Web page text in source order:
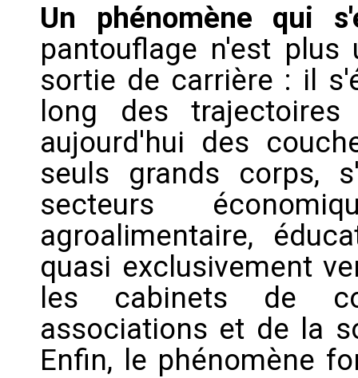
Un phénomène qui
pantouflage n'est
sortie de carrière : il
long des
aujourd'hui des
seuls grands corps,
secteurs
agroalimentaire,
quasi exclusivement
les cabinets de
associations et de la
Enfin, le phénomène